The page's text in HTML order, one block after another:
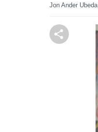
Jon Ander Ubeda